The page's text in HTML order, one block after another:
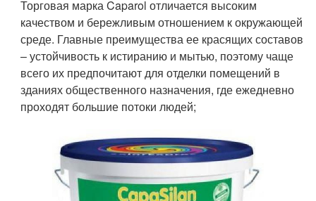
Торговая марка Caparol отличается высоким
качеством и бережливым отношением к окружающей
среде. Главные преимущества ее красящих составов
– устойчивость к истиранию и мытью, поэтому чаще
всего их предпочитают для отделки помещений в
зданиях общественного назначения, где ежедневно
проходят большие потоки людей;